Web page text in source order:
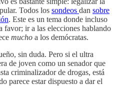
Todos los sondeos dan sobre
. Este es un tema donde incluso
favor; ir a las elecciones hablando
mucho a los demócratas.
sin duda. Pero si el ultra
de joven como un senador que
criminalizador de drogas, está
parece estar dispuesto a dar el